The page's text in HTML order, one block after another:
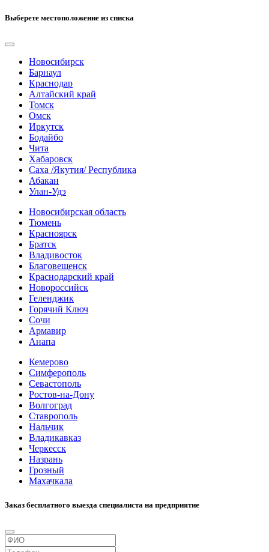
Выберете местоположение из списка
Новосибирск
Барнаул
Краснодар
Алтайский край
Томск
Омск
Иркутск
Бодайбо
Чита
Хабаровск
Саха /Якутия/ Республика
Абакан
Улан-Удэ
Новосибирская область
Тюмень
Красноярск
Братск
Владивосток
Благовещенск
Краснодарский край
Новороссийск
Геленджик
Горячий Ключ
Сочи
Армавир
Анапа
Кемерово
Симферополь
Севастополь
Ростов-на-Дону
Волгоград
Ставрополь
Нальчик
Владикавказ
Черкесск
Назрань
Грозный
Махачкала
Заказ бесплатного выезда специалиста на предприятие